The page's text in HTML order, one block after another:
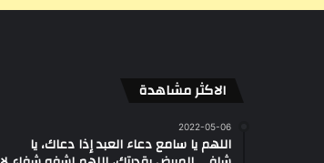
الاكثر مشاهدة
2022-05-06
اللهم يا سامع دعاء العبد إذا دعاك، يا